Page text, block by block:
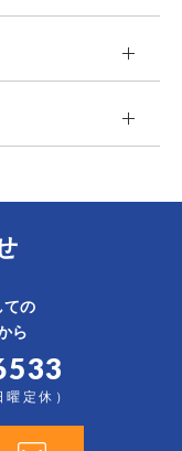
ての
ら
定休）